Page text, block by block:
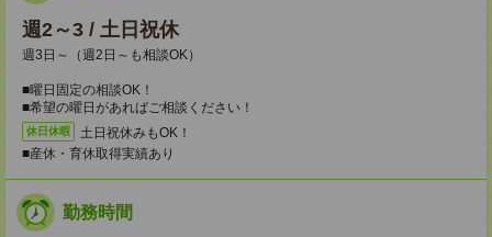
週2～3 / 土日祝休
週3日～（週2日～も相談OK）
■曜日固定の相談OK！
■希望の曜日があればご相談ください！
休日休暇
土日祝休みもOK！
■産休・育休取得実績あり
勤務時間